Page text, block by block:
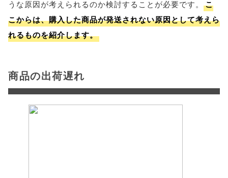
うな原因が考えられるのか検討することが必要です。
こ
こからは、購入した商品が発送されない原因として考えら
れるものを紹介します。
商品の出荷遅れ